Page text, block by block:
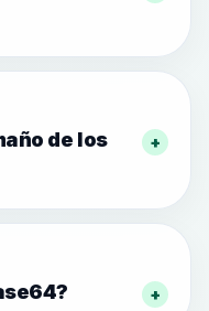
de los
+
+